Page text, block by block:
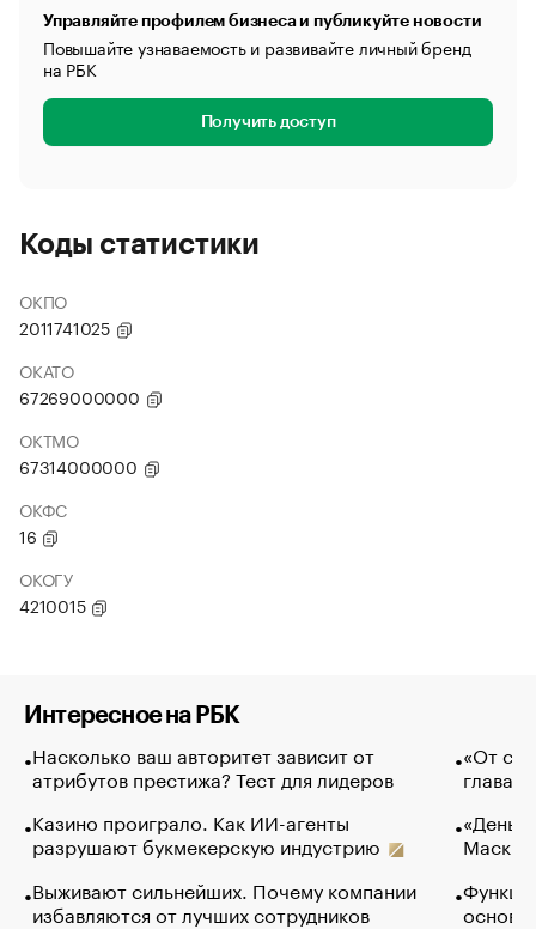
Управляйте профилем бизнеса и публикуйте новости
Повышайте узнаваемость и развивайте личный бренд
на РБК
Получить доступ
Коды статистики
ОКПО
2011741025
ОКАТО
67269000000
ОКТМО
67314000000
ОКФС
16
ОКОГУ
4210015
Интересное на РБК
Насколько ваш авторитет зависит от
атрибутов престижа? Тест для лидеров
Казино проиграло. Как ИИ-агенты
разрушают букмекерскую индустрию
Выживают сильнейших. Почему компании
избавляются от лучших сотрудников
«От
глава
Маск в
основ